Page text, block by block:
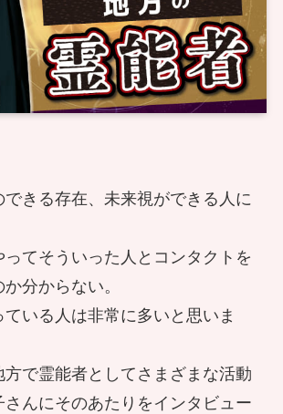
できる存在、未来視ができる人に
てそういった人とコンタクトを
分からない。
いる人は非常に多いと思いま
で霊能者としてさまざまな活動
さんにそのあたりをインタビュー